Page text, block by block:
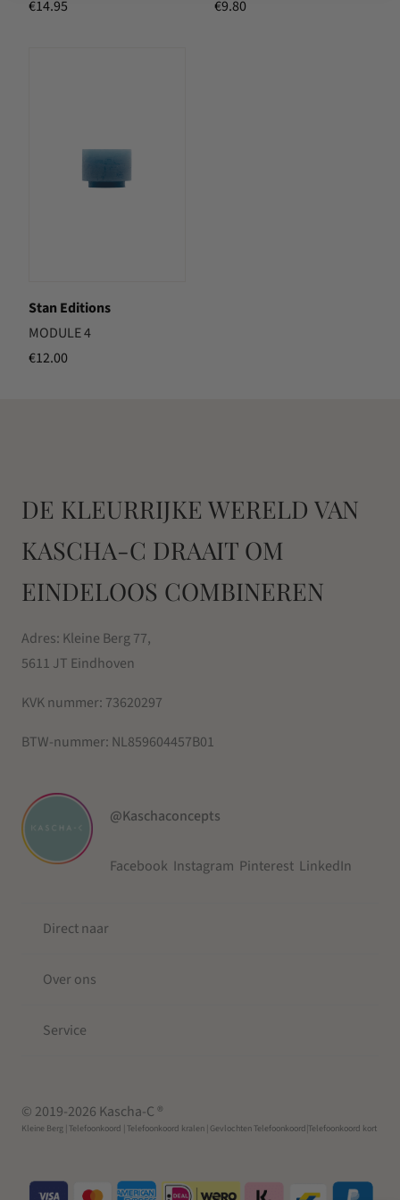
€14.95
€9.80
Stan Editions
MODULE 4
€12.00
DE KLEURRIJKE WERELD VAN
KASCHA-C DRAAIT OM
EINDELOOS COMBINEREN
Adres: Kleine Berg 77,
5611 JT Eindhoven
KVK nummer: 73620297
BTW-nummer: NL859604457B01
@Kaschaconcepts
Facebook Instagram Pinterest LinkedIn
Direct naar
Over ons
Service
© 2019-2026 Kascha-C ®
Kleine Berg | Telefoonkoord | Telefoonkoord kralen | Gevlochten Telefoonkoord |Telefoonkoord kort